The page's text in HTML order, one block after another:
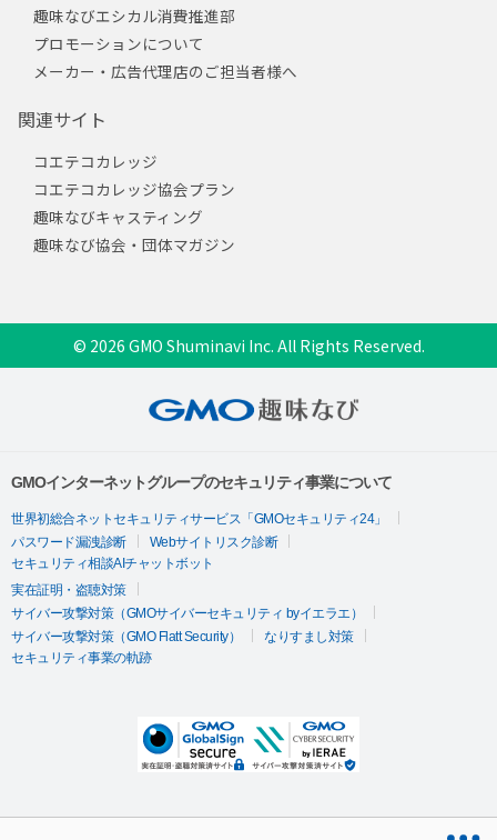
趣味なびエシカル消費推進部
プロモーションについて
メーカー・広告代理店のご担当者様へ
関連サイト
コエテコカレッジ
コエテコカレッジ協会プラン
趣味なびキャスティング
趣味なび協会・団体マガジン
© 2026 GMO Shuminavi Inc. All Rights Reserved.